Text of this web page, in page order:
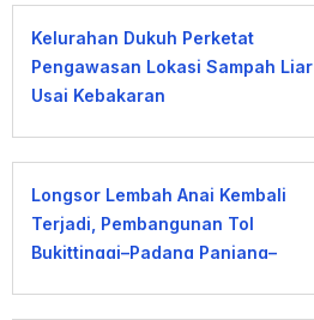
Kelurahan Dukuh Perketat
Pengawasan Lokasi Sampah Liar
Usai Kebakaran
Longsor Lembah Anai Kembali
Terjadi, Pembangunan Tol
Bukittinggi–Padang Panjang–